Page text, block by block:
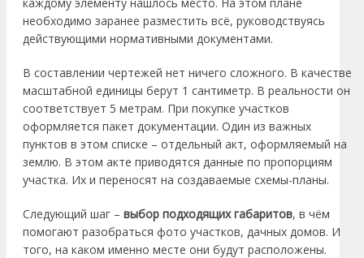
необходимо заранее разместить всё, руководствуясь
действующими нормативными документами.
В составлении чертежей нет ничего сложного. В качестве
масштабной единицы берут 1 сантиметр. В реальности он
соответствует 5 метрам. При покупке участков
оформляется пакет документации. Один из важных
пунктов в этом списке – отдельный акт, оформляемый на
землю. В этом акте приводятся данные по пропорциям
участка. Их и переносят на создаваемые схемы-планы.
Следующий шаг – выбор подходящих габаритов, в чём
помогают разобраться фото участков, дачных домов. И
того, на каком именно месте они будут расположены.